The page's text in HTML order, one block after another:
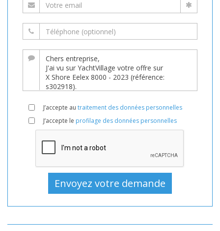
J’accepte au traitement des données personnelles
J’accepte le profilage des données personnelles